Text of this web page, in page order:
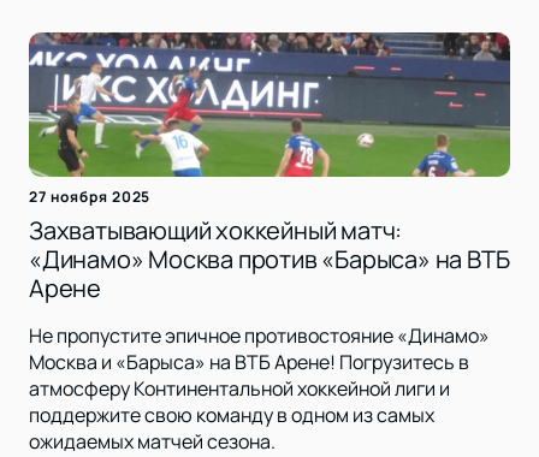
27 ноября 2025
Захватывающий хоккейный матч:
«Динамо» Москва против «Барыса» на ВТБ
Арене
Не пропустите эпичное противостояние «Динамо»
Москва и «Барыса» на ВТБ Арене! Погрузитесь в
атмосферу Континентальной хоккейной лиги и
поддержите свою команду в одном из самых
ожидаемых матчей сезона.